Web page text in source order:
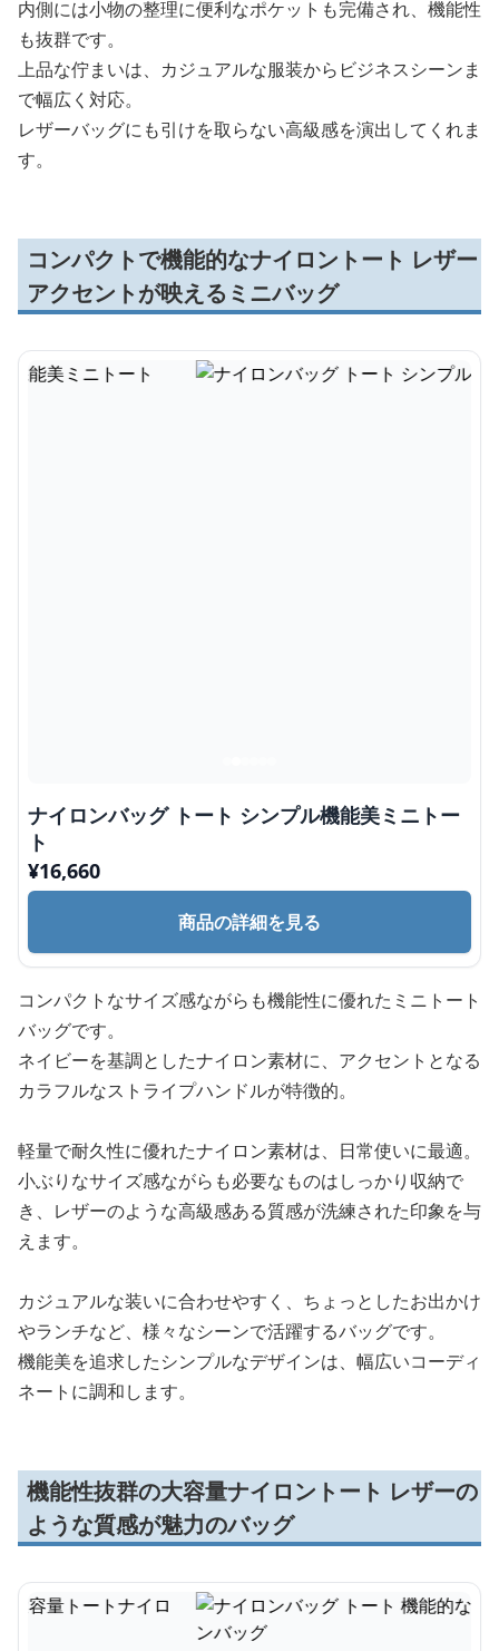
内側には小物の整理に便利なポケットも完備され、機能性
も抜群です。
上品な佇まいは、カジュアルな服装からビジネスシーンま
で幅広く対応。
レザーバッグにも引けを取らない高級感を演出してくれま
す。
コンパクトで機能的なナイロントート レザー
アクセントが映えるミニバッグ
ナイロンバッグ トート シンプル機能美ミニトー
ト
¥16,660
商品の詳細を見る
コンパクトなサイズ感ながらも機能性に優れたミニトート
バッグです。
ネイビーを基調としたナイロン素材に、アクセントとなる
カラフルなストライプハンドルが特徴的。
軽量で耐久性に優れたナイロン素材は、日常使いに最適。
小ぶりなサイズ感ながらも必要なものはしっかり収納で
き、レザーのような高級感ある質感が洗練された印象を与
えます。
カジュアルな装いに合わせやすく、ちょっとしたお出かけ
やランチなど、様々なシーンで活躍するバッグです。
機能美を追求したシンプルなデザインは、幅広いコーディ
ネートに調和します。
機能性抜群の大容量ナイロントート レザーの
ような質感が魅力のバッグ